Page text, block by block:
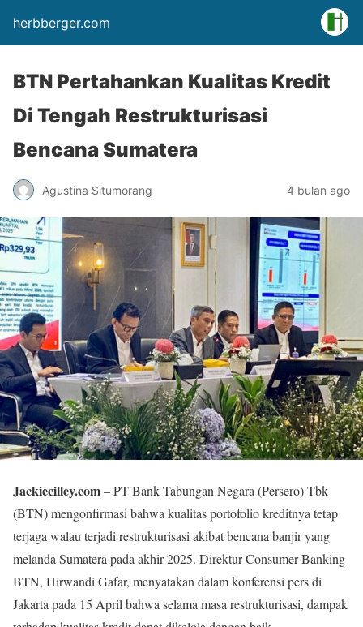
herbberger.com
BTN Pertahankan Kualitas Kredit
Di Tengah Restrukturisasi
Bencana Sumatera
Agustina Situmorang 4 bulan ago
Jackiecilley.com– PT Bank Tabungan Negara (Persero) Tbk
(BTN) mengonfirmasi bahwa kualitas portofolio kreditnya tetap
terjaga walau terjadi restrukturisasi akibat bencana banjir yang
melanda Sumatera pada akhir 2025. Direktur Consumer Banking
BTN, Hirwandi Gafar, menyatakan dalam konferensi pers di
Jakarta pada 15 April bahwa selama masa restrukturisasi, dampak